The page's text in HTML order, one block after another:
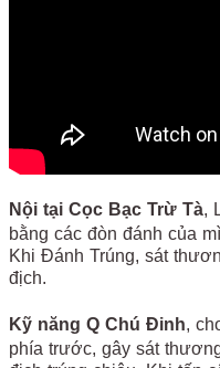
Nội tại Cọc Bạc Trừ Tà,
bằng các đòn đánh của
Khi Đánh Trúng, sát
địch.
Kỹ năng Q Chú Đinh,
phía trước, gây sát